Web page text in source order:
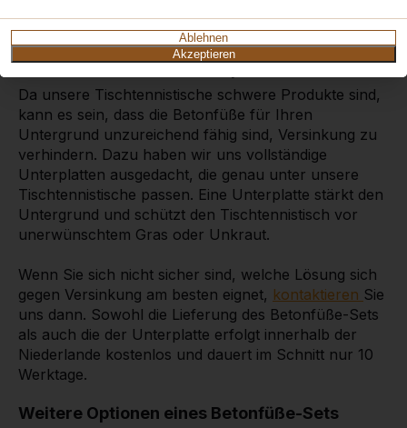
Ablehnen
Akzeptieren
dem bewährten, festen HeBlad-Beton gefertigt.
Set Betonfüße oder Bodenplatte
Da unsere Tischtennistische schwere Produkte sind,
kann es sein, dass die Betonfüße für Ihren
Untergrund unzureichend fähig sind, Versinkung zu
verhindern. Dazu haben wir uns vollständige
Unterplatten ausgedacht, die genau unter unsere
Tischtennistische passen. Eine Unterplatte stärkt den
Untergrund und schützt den Tischtennistisch vor
unerwünschtem Gras oder Unkraut.
Wenn Sie sich nicht sicher sind, welche Lösung sich
gegen Versinkung am besten eignet, kontaktieren Sie
uns dann. Sowohl die Lieferung des Betonfüße-Sets
als auch die der Unterplatte erfolgt innerhalb der
Niederlande kostenlos und dauert im Schnitt nur 10
Werktage.
Weitere Optionen eines Betonfüße-Sets